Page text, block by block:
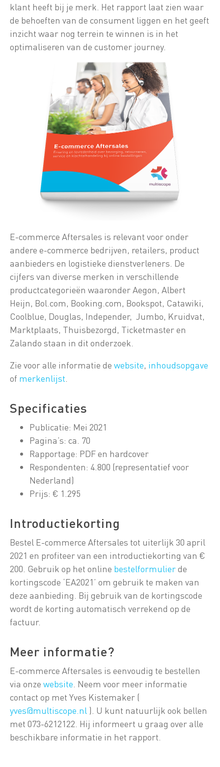
klant heeft bij je merk. Het rapport laat zien waar
de behoeften van de consument liggen en het geeft
inzicht waar nog terrein te winnen is in het
optimaliseren van de customer journey.
E-commerce Aftersales is relevant voor onder
andere e-commerce bedrijven, retailers, product
aanbieders en logistieke dienstverleners. De
cijfers van diverse merken in verschillende
productcategorieën waaronder Aegon, Albert
Heijn, Bol.com, Booking.com, Bookspot, Catawiki,
Coolblue, Douglas, Independer, Jumbo, Kruidvat,
Marktplaats, Thuisbezorgd, Ticketmaster en
Zalando staan in dit onderzoek.
Zie voor alle informatie de website, inhoudsopgave
of merkenlijst
Specificaties
Publicatie: Mei 2021
Pagina’s: ca. 70
Rapportage: PDF en hardcover
Respondenten: 4.800 (representatief voor
Nederland)
Prijs: € 1.295
Introductiekorting
Bestel E-commerce Aftersales tot uiterlijk 30 april
2021 en profiteer van een introductiekorting van €
200. Gebruik op het online bestelformulierde
kortingscode ‘EA2021’ om gebruik te maken van
deze aanbieding. Bij gebruik van de kortingscode
wordt de korting automatisch verrekend op de
factuur.
Meer informatie?
E-commerce Aftersales is eenvoudig te bestellen
via onze website . Neem voor meer informatie
contact op met Yves Kistemaker (
yves@multiscope.nl ). U kunt natuurlijk ook bellen
met 073-6212122. Hij informeert u graag over alle
beschikbare informatie in het rapport.